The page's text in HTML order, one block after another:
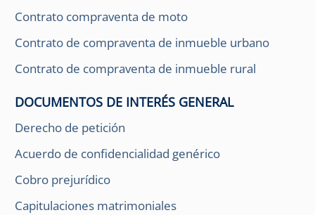
Contrato compraventa de moto
Contrato de compraventa de inmueble urbano
Contrato de compraventa de inmueble rural
DOCUMENTOS DE INTERÉS GENERAL
Derecho de petición
Acuerdo de confidencialidad genérico
Cobro prejurídico
Capitulaciones matrimoniales